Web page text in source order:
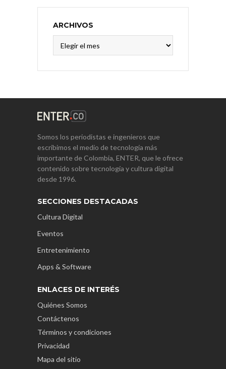
ARCHIVOS
Somos los periodistas e ingenieros que
escribimos el medio de tecnología más
importante de Colombia, ENTER, que le ofrece
contenido sobre tecnología y cultura digital
desde 1996.
SECCIONES DESTACADAS
Cultura Digital
Eventos
Entretenimiento
Apps & Software
ENLACES DE INTERÉS
Quiénes Somos
Contáctenos
Términos y condiciones
Privacidad
Mapa del sitio